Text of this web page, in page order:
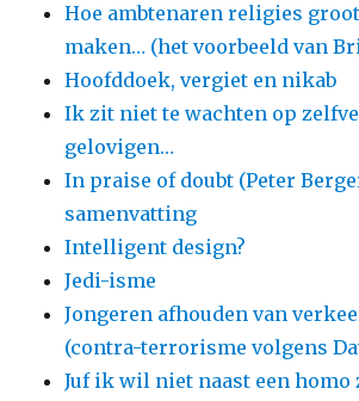
Hoe ambtenaren religies
maken… (het voorbeeld van
Hoofddoek, vergiet en nikab
Ik zit niet te wachten op
gelovigen…
In praise of doubt (Peter
samenvatting
Intelligent design?
Jedi-isme
Jongeren afhouden van
(contra-terrorisme volgens
Juf ik wil niet naast een homo